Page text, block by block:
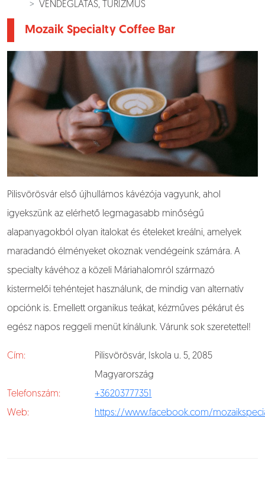
VENDÉGLÁTÁS, TURIZMUS
Mozaik Specialty Coffee Bar
Pilisvörösvár első újhullámos kávézója vagyunk, ahol
igyekszünk az elérhető legmagasabb minőségű
alapanyagokból olyan italokat és ételeket kreálni, amelyek
maradandó élményeket okoznak vendégeink számára. A
specialty kávéhoz a közeli Máriahalomról származó
kistermelői tehéntejet használunk, de mindig van alternatív
opciónk is. Emellett organikus teákat, kézműves pékárut és
egész napos reggeli menüt kínálunk. Várunk sok szeretettel!
Cím:
Pilisvörösvár, Iskola u. 5, 2085
Magyarország
Telefonszám:
+36203777351
Web:
https://www.facebook.com/